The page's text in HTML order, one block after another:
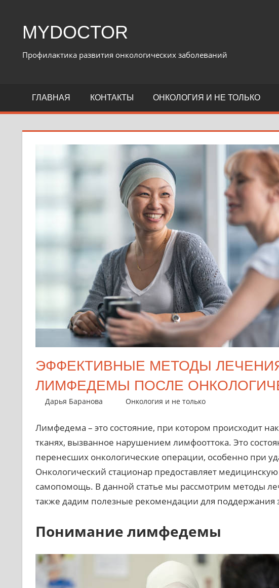
содержимому
MYDOCTOR
Профилактика развития онкологических заболеваний
ГЛАВНАЯ КОНТАКТЫ ОНКОЛОГИЯ И НЕ ТОЛЬКО
ЭФФЕКТИВНЫЕ МЕТОДЫ
ЛИМФЕДЕМЫ ПОСЛЕ
5 августа 2024
Дарья Баранова Онкология и не только
Лимфедема – это состояние, при котором происходит
тканях, вызванное нарушением лимфооттока. Это
перенесших онкологические операции, особенно при
Онкологический стационар предоставляет
самопомощь. В данной статье мы рассмотрим методы
также дадим полезные рекомендации для поддержания
Понимание лимфедемы